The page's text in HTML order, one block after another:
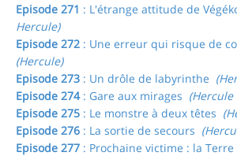
Episode 271 : L'étrange attitude de
Hercule)
Episode 272 : Une erreur qui risque de
(Hercule)
Episode 273 : Un drôle de labyrinthe
Episode 274: Gare aux mirages (Hercule
Episode 275 : Le monstre à deux têtes
Episode 276 : La sortie de secours
Episode 277 : Prochaine victime : la Terre